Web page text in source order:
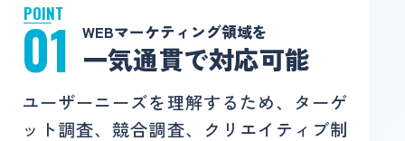
POINT
01 WEBマーケティング領域を
一気通貫で対応可能
ユーザーニーズを理解するため、ターゲ
ット調査、競合調査、クリエイティブ制